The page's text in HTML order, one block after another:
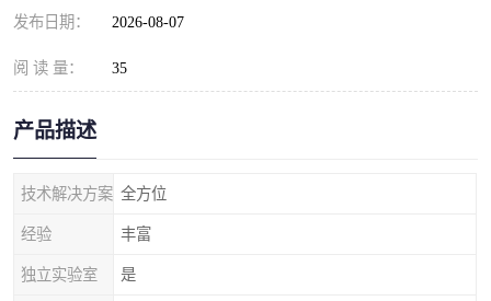
发布日期： 2026-08-07
阅 读 量： 35
产品描述
技术解决方案 全方位
经验 丰富
独立实验室 是